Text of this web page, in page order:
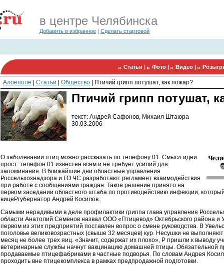
в центре Челябинска
Добавить в избранное | Сделать стартовой
Статьи | Фото | Видео |
Алоеполе Статьи Общество Птичий грипп потушат, как пожар?
Птичий грипп потушат,
текст: Андрей Сафонов, Михаил Штаюра
30.03.2006
О заболевании птиц можно рассказать по телефону 01. Смысл идеи
прост: телефон 01 известен всем и не требует усилий для
запоминания. В ближайшие дни областные управления
Россельхознадзора и ГО ЧС разработают регламент взаимодействия
при работе с сообщениями граждан. Такое решение принято на
первом заседании областного штаба по противодействию инфекции,
вицеPгубернатор Андрей Косилов.
Самыми нерадивыми в деле профилактики гриппа глава управления
области Анатолий Семенов назвал ООО «Птицевод» Октябрьского района и
первом из этих предприятий поставлен вопрос о смене руководства. В
поголовье великовозрастных (свыше 32 месяцев) кур. Несушки не
месяц не более трех яиц. «Значит, содержат их плохо», P пришли к выводу
ветеринарные службы начнут вакцинацию домашней птицы. Обязательной
продаваемые птицефабриками в частные подворья. По словам Андрея
проходить вне птицекомплекса в рамках предпродажной подготовки.